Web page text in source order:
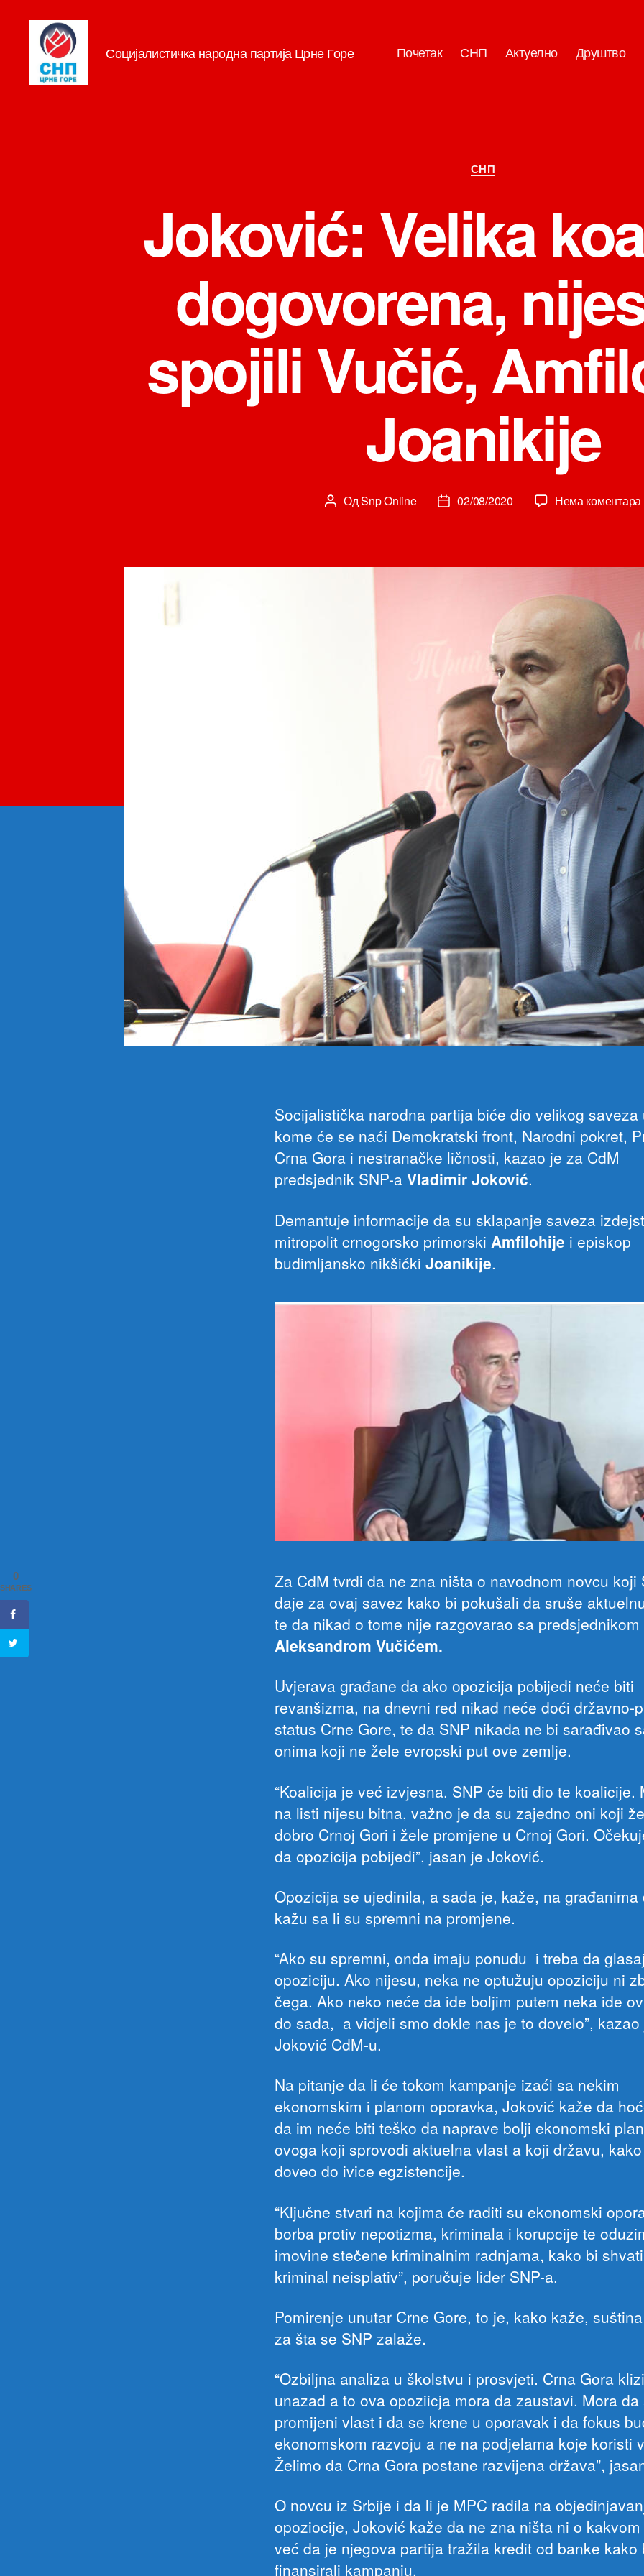
Социјалистичка народна партија Црне Горе Почетак СНП Актуелно Друштво
Категорије
СНП
Joković: Velika
dogovorena,
spojili Vučić,
Joanikije
Аутор
ОдSnp Online
Датум
02/08/2020 Нема коментара
Socijalistička narodna partija biće dio velikog saveza
kome će se naći Demokratski front, Narodni pokret,
Crna Gora i nestranačke ličnosti, kazao je za CdM
predsjednik SNP-a Vladimir Joković.
Demantuje informacije da su sklapanje saveza
mitropolit crnogorsko primorski Amfilohije i episkop
budimljansko nikšićki Joanikije.
Za CdM tvrdi da ne zna ništa o navodnom novcu koji
daje za ovaj savez kako bi pokušali da sruše
te da nikad o tome nije razgovarao sa predsjednikom
Aleksandrom Vučićem.
Uvjerava građane da ako opozicija pobijedi neće biti
revanšizma, na dnevni red nikad neće doći državno-
status Crne Gore, te da SNP nikada ne bi sarađivao
onima koji ne žele evropski put ove zemlje.
“Koalicija je već izvjesna. SNP će biti dio te koalicije.
na listi nijesu bitna, važno je da su zajedno oni koji
dobro Crnoj Gori i žele promjene u Crnoj Gori.
da opozicija pobijedi”, jasan je Joković.
Opozicija se ujedinila, a sada je, kaže, na građanima
kažu sa li su spremni na promjene.
“Ako su spremni, onda imaju ponudu i treba da
opoziciju. Ako nijesu, neka ne optužuju opoziciju ni
čega. Ako neko neće da ide boljim putem neka ide
do sada, a vidjeli smo dokle nas je to dovelo”, kazao
Joković CdM-u.
Na pitanje da li će tokom kampanje izaći sa nekim
ekonomskim i planom oporavka, Joković kaže da
da im neće biti teško da naprave bolji ekonomski
ovoga koji sprovodi aktuelna vlast a koji državu,
doveo do ivice egzistencije.
“Ključne stvari na kojima će raditi su ekonomski
borba protiv nepotizma, kriminala i korupcije te
imovine stečene kriminalnim radnjama, kako bi
kriminal neisplativ”, poručuje lider SNP-a.
Pomirenje unutar Crne Gore, to je, kako kaže,
za šta se SNP zalaže.
“Ozbiljna analiza u školstvu i prosvjeti. Crna Gora klizi
unazad a to ova opoziicja mora da zaustavi. Mora da
promijeni vlast i da se krene u oporavak i da fokus
ekonomskom razvoju a ne na podjelama koje koristi
Želimo da Crna Gora postane razvijena država”,
O novcu iz Srbije i da li je MPC radila na
opoziocije, Joković kaže da ne zna ništa ni o kakvom
već da je njegova partija tražila kredit od banke kako
finansirali kampanju.
0
SHARES